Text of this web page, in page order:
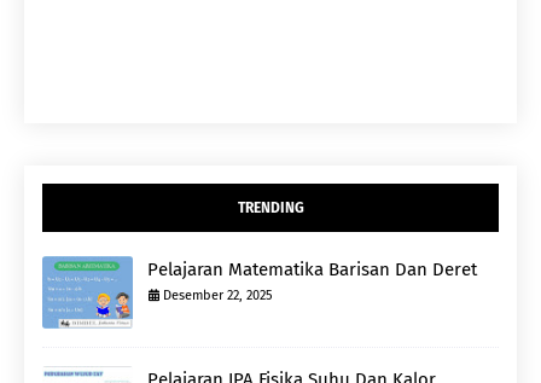
TRENDING
Pelajaran Matematika Barisan Dan Deret
Desember 22, 2025